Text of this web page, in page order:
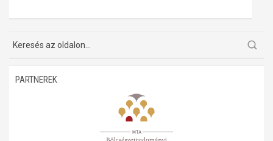
Dokumentumok
PARTNEREK